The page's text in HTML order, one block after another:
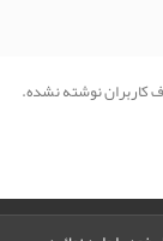
کاربران نوشته نشده.